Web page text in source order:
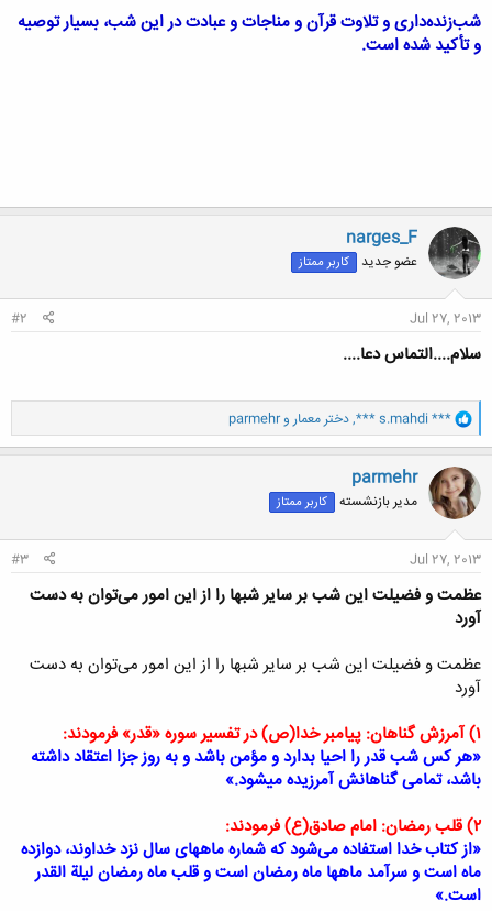
شب‌زنده‌داری و تلاوت قرآن و مناجات و عبادت در این شب، بسیار توصیه
و تأکید شده است.
narges_F
عضو جدید کاربر ممتاز
Jul 27, 2013
#2
سلام....التماس دعا....
و
ا
ک
ن
ش
ه
ا
*** s.mahdi ***
,دختر معماروparmehr
parmehr
مدیر بازنشسته کاربر ممتاز
Jul 27, 2013
#3
عظمت و فضیلت این شب بر سایر شبها را از این امور می‌توان به دست
آورد
عظمت و فضیلت این شب بر سایر شبها را از این امور می‌توان به دست
آورد
۱) آمرزش گناهان: پیامبر خدا(ص) در تفسیر سوره «قدر» فرمودند:
«هر کس شب قدر را احیا بدارد و مؤمن باشد و به روز جزا اعتقاد داشته
باشد، تمامی گناهانش آمرزیده میشود.»
۲) قلب رمضان: امام صادق(ع) فرمودند:
«از کتاب خدا استفاده می‌شود که شماره ماههای سال نزد خداوند، دوازده
ماه است و سرآمد ماهها ماه رمضان است و قلب ماه رمضان لیلة القدر
است.»